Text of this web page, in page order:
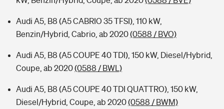
Audi A5, B8 (A5 CABRIO 35 TFSI), 110 kW,
Benzin/Hybrid, Cabrio, ab 2020(0588 / BVO)
Audi A5, B8 (A5 COUPE 40 TDI), 150 kW, Diesel/Hybrid,
Coupe, ab 2020(0588 / BWL)
Audi A5, B8 (A5 COUPE 40 TDI QUATTRO), 150 kW,
Diesel/Hybrid, Coupe, ab 2020(0588 / BWM)